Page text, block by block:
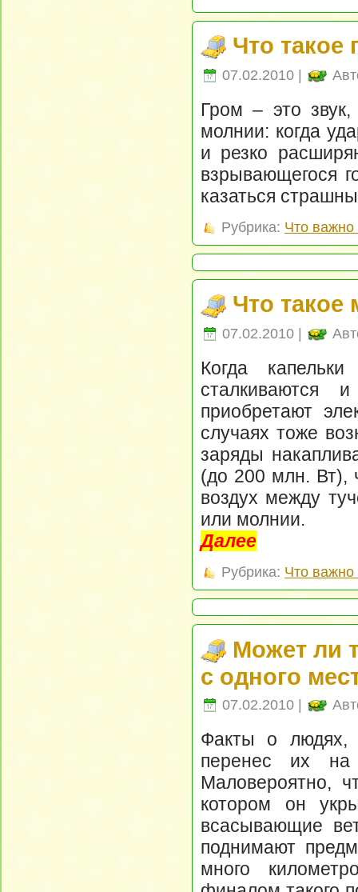
Что такое
07.02.2010 |
Гром – это звук,
молнии: когда
и резко
взрывающегося
казаться
Рубрика: Что важно
Что такое
07.02.2010 |
Когда
сталкиваются
приобретают
случаях тоже
заряды
(до 200 млн. Вт),
воздух между
или молнии.
Далее
Рубрика: Что важно
Может ли
с одного
07.02.2010 |
Факты о людях,
перенес их на
Маловероятно,
котором он
всасывающие
поднимают
много